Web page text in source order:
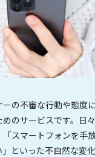
の不審な行動や態度
めのサービスです。日
スマートフォンを手
といった不自然な変